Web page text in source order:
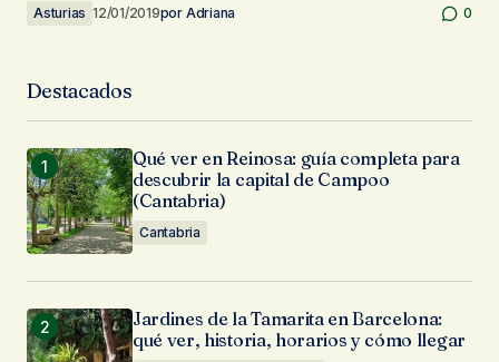
Asturias 12/01/2019por Adriana 0
Destacados
Qué ver en Reinosa: guía completa para
descubrir la capital de Campoo
(Cantabria)
Cantabria
Jardines de la Tamarita en Barcelona:
qué ver, historia, horarios y cómo llegar